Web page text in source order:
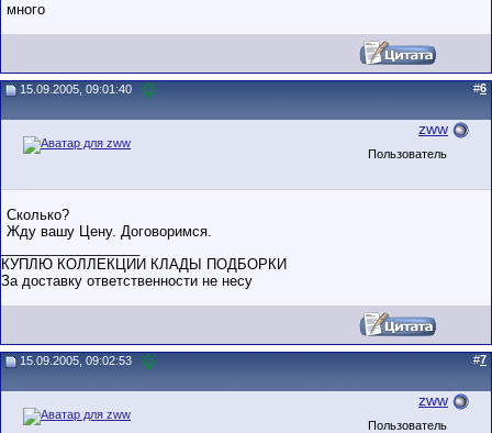
много
15.09.2005, 09:01:40 #6
zww
Пользователь
Сколько?
Жду вашу Цену. Договоримся.
КУПЛЮ КОЛЛЕКЦИИ КЛАДЫ ПОДБОРКИ
За доставку ответственности не несу
15.09.2005, 09:02:53 #7
zww
Пользователь